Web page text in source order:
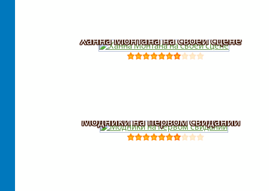
Ханна Монтана на своей сцене
Модники на первом свидании